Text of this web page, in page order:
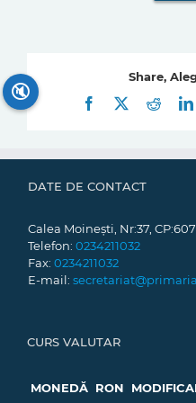
Share,
Facebook
Reddit
DATE DE CONTACT
Calea Moinești, Nr:37,
Telefon: 0234211032
Fax: 0234211032
E-mail:
CURS VALUTAR
MONEDĂ RON
🔇